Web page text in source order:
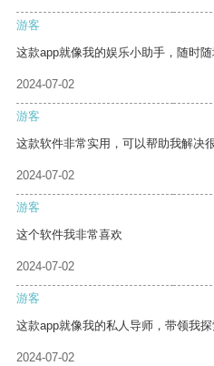
游客
这款app就像我的娱乐小助手，随时随
2024-07-02
游客
这款软件非常实用，可以帮助我解决
2024-07-02
游客
这个软件我非常喜欢
2024-07-02
游客
这款app就像我的私人导师，带领我探
2024-07-02